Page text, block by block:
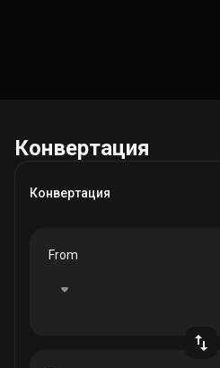
Конвертация
Конвертация
From